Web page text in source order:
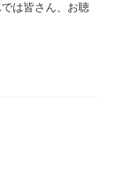
は皆さん、お聴